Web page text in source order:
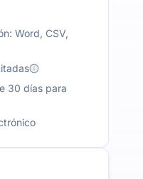
Word, CSV,
30 días para